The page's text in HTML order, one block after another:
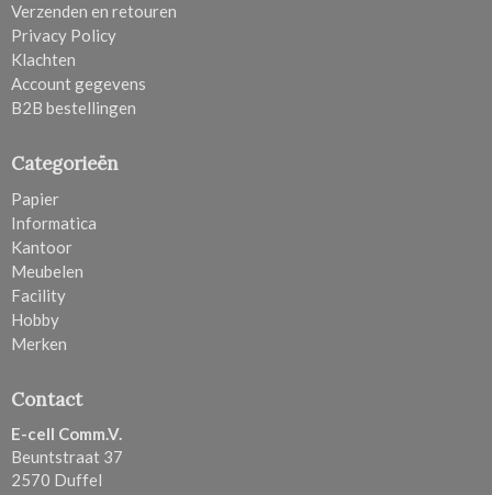
Categorieën
Papier
Informatica
Kantoor
Meubelen
Facility
Hobby
Merken
Verzenden en retouren
Privacy Policy
Klachten
Account gegevens
B2B bestellingen
Contact
E-cell Comm.V.
Beuntstraat 37
2570 Duffel